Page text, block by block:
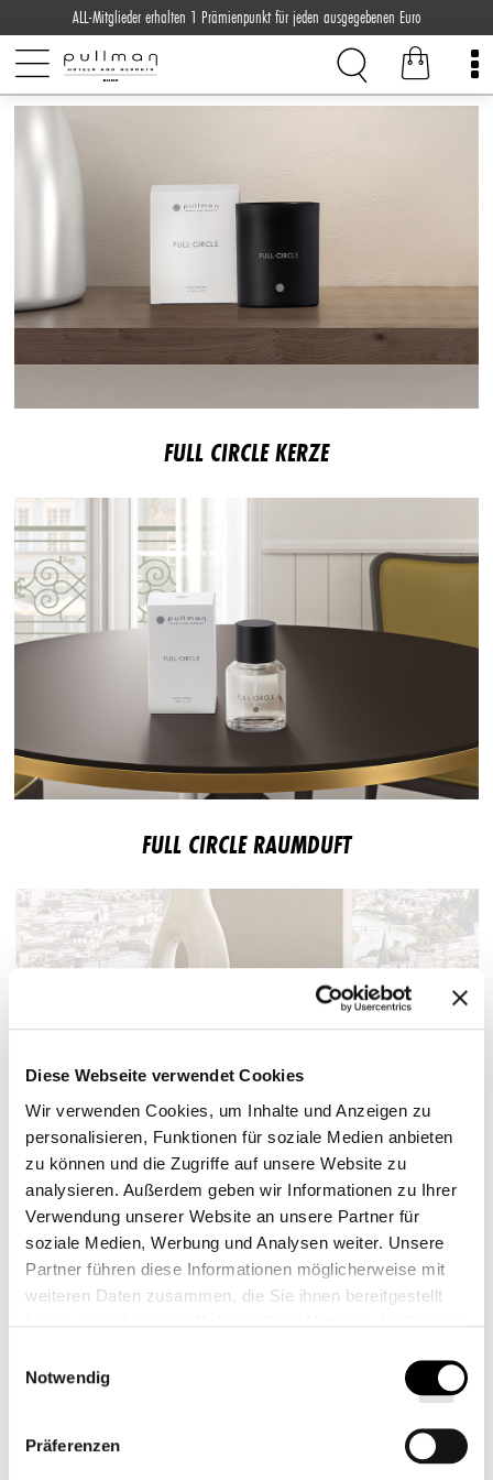
Diese Webseite verwendet Cookies
Wir verwenden Cookies, um Inhalte und Anzeigen zu
personalisieren, Funktionen für soziale Medien anbieten
zu können und die Zugriffe auf unsere Website zu
analysieren. Außerdem geben wir Informationen zu Ihrer
Verwendung unserer Website an unsere Partner für
soziale Medien, Werbung und Analysen weiter. Unsere
Partner führen diese Informationen möglicherweise mit
weiteren Daten zusammen, die Sie ihnen bereitgestellt
Notwendig
Präferenzen
ALL-Mitglieder erhalten 1 Prämienpunkt für jeden ausgegebenen Euro
FULL CIRCLE KERZE
FULL CIRCLE RAUMDUFT
C.O. BIGELOW KERZE
RAUMDUFT
Mit unseren Duftkerzen und Raumdüften können Sie die
Raffinesse der Pullman Hotels auch zuhause erleben. Unser
exklusiver Duft aus Grapefruit, Mandarine und pfeffrigen
Holzgewürzen erfüllt jedes Zimmer mit duftenden Erinnerungen.